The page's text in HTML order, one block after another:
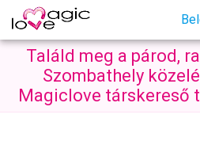
Találd meg a párod,
Szombathely
Magiclove társkereső